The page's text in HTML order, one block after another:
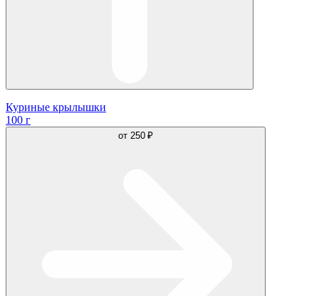
Куриные крылышки
100 г
от 250 ₽